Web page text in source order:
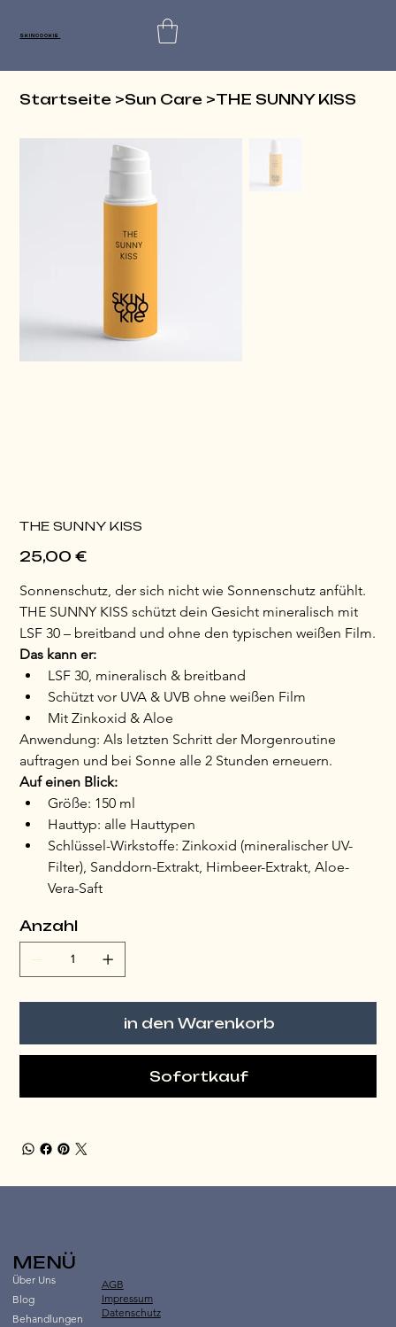
SKINCOOKIE
Startseite >Sun Care >THE SUNNY KISS
THE SUNNY KISS
25,00 €
Sonnenschutz, der sich nicht wie Sonnenschutz anfühlt.
THE SUNNY KISS schützt dein Gesicht mineralisch mit
LSF 30 – breitband und ohne den typischen weißen Film.
Das kann er:
LSF 30, mineralisch & breitband
Schützt vor UVA & UVB ohne weißen Film
Mit Zinkoxid & Aloe
Anwendung: Als letzten Schritt der Morgenroutine
auftragen und bei Sonne alle 2 Stunden erneuern.
Auf einen Blick:
Größe: 150 ml
Hauttyp: alle Hauttypen
Schlüssel-Wirkstoffe: Zinkoxid (mineralischer UV-
Filter), Sanddorn-Extrakt, Himbeer-Extrakt, Aloe-
Vera-Saft
Anzahl
in den Warenkorb
Sofortkauf
MENÜ
Über Uns
Blog
Behandlungen
AGB
Impressum
Datenschutz